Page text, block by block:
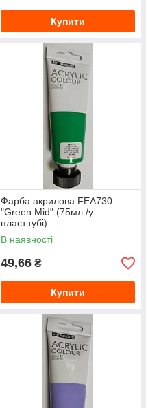
Купити
Фарба акрилова FEA730
"Green Mid" (75мл./у
пласт.тубі)
В наявності
49,66 ₴
Купити